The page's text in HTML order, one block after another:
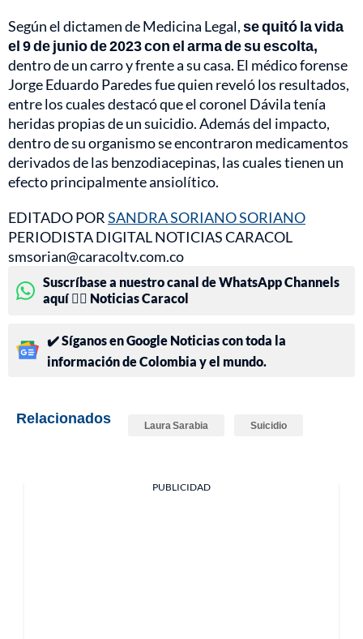
Según el dictamen de Medicina Legal,se quitó la vida
el 9 de junio de 2023 con el arma de su escolta,
dentro de un carro y frente a su casa. El médico forense
Jorge Eduardo Paredes fue quien reveló los resultados,
entre los cuales destacó que el coronel Dávila tenía
heridas propias de un suicidio. Además del impacto,
dentro de su organismo se encontraron medicamentos
derivados de las benzodiacepinas, las cuales tienen un
efecto principalmente ansiolítico.
EDITADO PORSANDRA SORIANO SORIANO
PERIODISTA DIGITAL NOTICIAS CARACOL
smsorian@caracoltv.com.co
Suscríbase a nuestro canal de WhatsApp Channels
aquí 👉🏻 Noticias Caracol
✔️ Síganos en Google Noticias con toda la
información de Colombia y el mundo.
Relacionados Laura Sarabia Suicidio
PUBLICIDAD